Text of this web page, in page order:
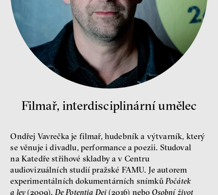
peníze ekonomika
Demokracie v limitech.
Jeffrey Winters o tom, jak
majetek oligarchů určuje
pravidla
Jeffrey A. Winters
Petr Bittner
peníze demokracie
Nová pravidla
Jakub Rákosník
Filmař, interdisciplinární umělec
Ondřej Vavrečka je filmař, hudebník a výtvarník, který
se věnuje i divadlu, performance a poezii. Studoval
na Katedře střihové skladby a v Centru
audiovizuálních studií pražské FAMU. Je autorem
experimentálních dokumentárních snímků Počátek
a lev (2009), De Potentia Dei(2016) neboOsobní život